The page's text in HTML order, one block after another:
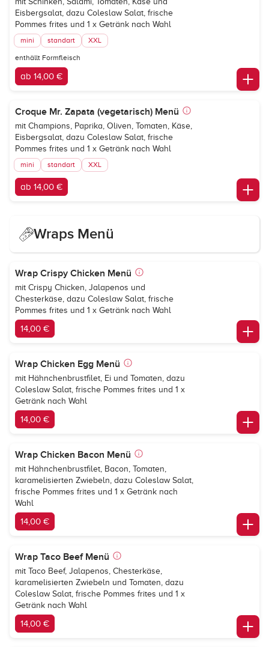
Eisbergsalat, dazu Coleslaw Salat, frische
Pommes frites und 1 x Getränk nach Wahl
mini standart XXL
enthällt Formfleisch
ab 14,00 €
Croque Mr. Zapata (vegetarisch) Menü
mit Champions, Paprika, Oliven, Tomaten, Käse,
Eisbergsalat, dazu Coleslaw Salat, frische
Pommes frites und 1 x Getränk nach Wahl
mini standart XXL
ab 14,00 €
Wraps Menü
Wrap Crispy Chicken Menü
mit Crispy Chicken, Jalapenos und
Chesterkäse, dazu Coleslaw Salat, frische
Pommes frites und 1 x Getränk nach Wahl
14,00 €
Wrap Chicken Egg Menü
mit Hähnchenbrustfilet, Ei und Tomaten, dazu
Coleslaw Salat, frische Pommes frites und 1 x
Getränk nach Wahl
14,00 €
Wrap Chicken Bacon Menü
mit Hähnchenbrustfilet, Bacon, Tomaten,
karamelisierten Zwiebeln, dazu Coleslaw Salat,
frische Pommes frites und 1 x Getränk nach
Wahl
14,00 €
Wrap Taco Beef Menü
mit Taco Beef, Jalapenos, Chesterkäse,
karamelisierten Zwiebeln und Tomaten, dazu
Coleslaw Salat, frische Pommes frites und 1 x
Getränk nach Wahl
14,00 €